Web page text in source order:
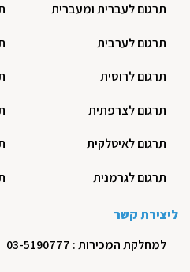
תרגום לעברית ומעברית
תרגום לערבית
תרגום לרוסית
תרגום לצרפתית
תרגום לאיטלקית
תרגום לגרמנית
ליצירת קשר
למחלקת המכירות : 03-5190777